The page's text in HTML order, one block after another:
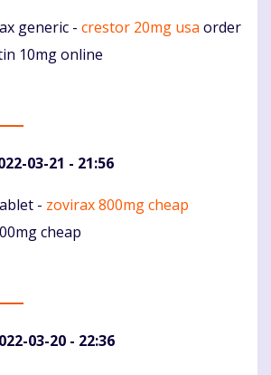
generic - crestor 20mg usa order
10mg online
03-21 - 21:56
- zovirax 800mg cheap
cheap
03-20 - 22:36